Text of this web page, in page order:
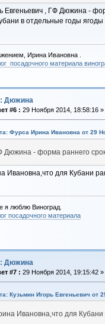
Евгеньевич , ГФ Дюжина -
в отдельные годы ягоды
Ирина Ивановна .
посадочного материала
Дюжина
#6 : 29 Ноября 2014, 18:58:16 »
Фурса Ирина Ивановна от 29
Дюжина - форма раннего
Ивановна,что для Кубани
я люблю Виноград.
посадочного материала
Дюжина
#7 : 29 Ноября 2014, 19:15:42 »
Кузьмин Игорь Евгеньевич от
Ивановна,что для